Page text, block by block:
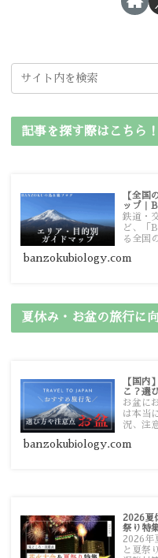
記事を探す際はこちら！
【全国
ップ｜
鉄道・
ど、「
る全国
ガイド
banzokubiology.com
夏休み・お盆の旅行に
【国内
こ？選
お盆に
は本当
況、注
す。
banzokubiology.com
2026夏
祭り特
2026年
と夏祭